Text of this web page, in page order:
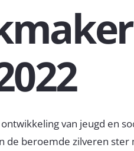
van jeugd en
de beroemde zilveren